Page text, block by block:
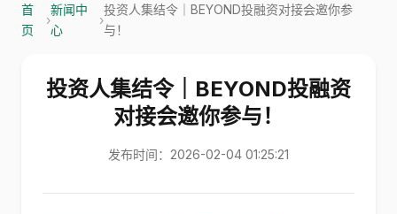
首
页
›
新闻中
心
›
投资人集结令｜BEYOND投融资对接会邀你参
与！
投资人集结令｜BEYOND投融资
对接会邀你参与！
发布时间：2026-02-04 01:25:21